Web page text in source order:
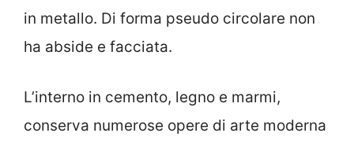
in metallo. Di forma pseudo circolare non
ha abside e facciata.
L’interno in cemento, legno e marmi,
conserva numerose opere di arte moderna